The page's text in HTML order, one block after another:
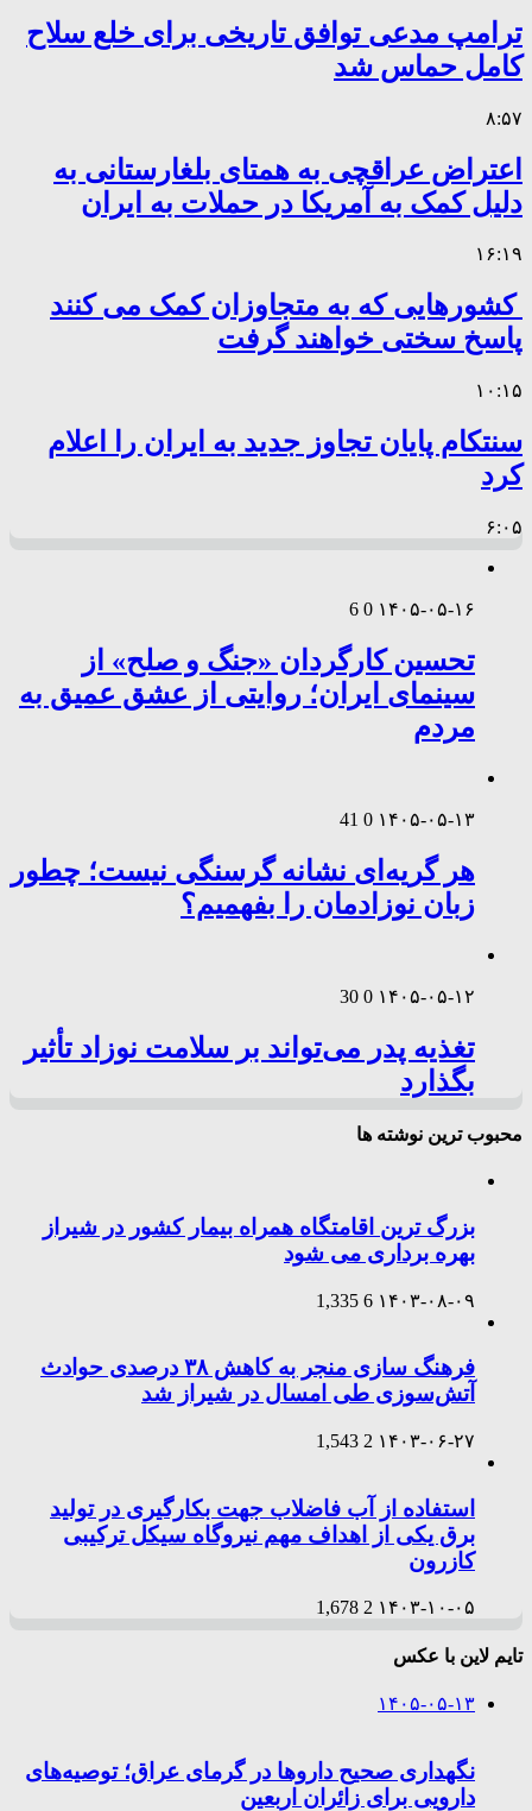
ترامپ مدعی توافق تاریخی برای خلع سلاح
کامل حماس شد
۸:۵۷
اعتراض عراقچی به همتای بلغارستانی به
دلیل کمک به آمریکا در حملات به ایران
۱۶:۱۹
کشورهایی که به متجاوزان کمک می کنند
پاسخ سختی خواهند گرفت
۱۰:۱۵
سنتکام پایان تجاوز جدید به ایران را اعلام
کرد
۶:۰۵
۱۴۰۵-۰۵-۱۶ 0
6
تحسین کارگردان «جنگ و صلح» از
سینمای ایران؛ روایتی از عشق عمیق به
مردم
۱۴۰۵-۰۵-۱۳ 0
41
هر گریه‌ای نشانه گرسنگی نیست؛ چطور
زبان نوزادمان را بفهمیم؟
۱۴۰۵-۰۵-۱۲ 0
30
تغذیه پدر می‌تواند بر سلامت نوزاد تأثیر
بگذارد
محبوب ترین نوشته ها
بزرگ ترین اقامتگاه همراه بیمار کشور در شیراز
بهره برداری می شود
۱۴۰۳-۰۸-۰۹ 6
1,335
فرهنگ سازی منجر به کاهش ۳۸ درصدی حوادث
آتش‌سوزی طی امسال در شیراز شد
۱۴۰۳-۰۶-۲۷ 2
1,543
استفاده از آب فاضلاب جهت بکارگیری در تولید
برق یکی از اهداف مهم نیروگاه سیکل ترکیبی
کازرون
۱۴۰۳-۱۰-۰۵ 2
1,678
تایم لاین با عکس
۱۴۰۵-۰۵-۱۳
نگهداری صحیح داروها در گرمای عراق؛ توصیه‌های
دارویی برای زائران اربعین